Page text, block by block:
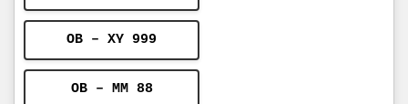
OB – XY 999
OB – MM 88